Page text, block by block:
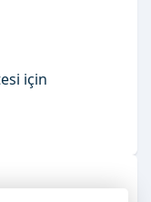
için